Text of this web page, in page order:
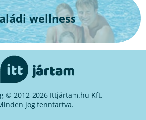
wellness
© 2012-2026 Ittjártam.hu Kft.
jog fenntartva.